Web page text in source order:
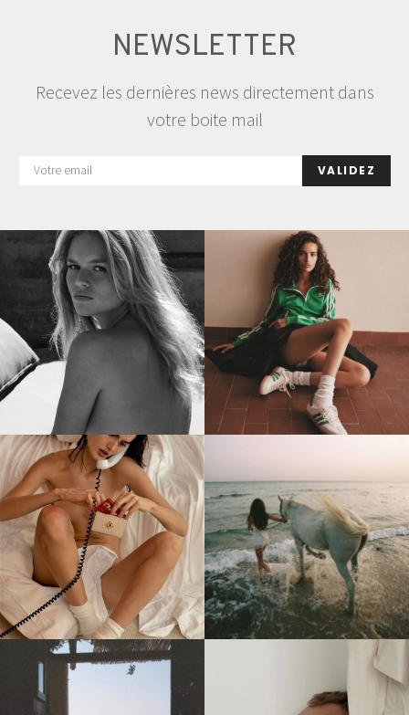
NEWSLETTER
Recevez les dernières news directement dans
votre boite mail
VALIDEZ